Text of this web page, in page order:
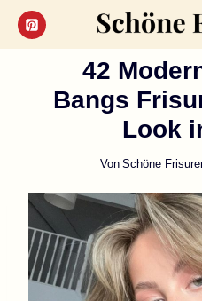
Zum
Inhalt
42
Bangs
Look
Von Schöne